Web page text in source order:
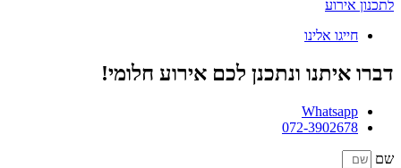
לתכנון אירוע
חייגו אלינו
דברו איתנו ונתכנן לכם אירוע חלומי!
Whatsapp
072-3902678
שם